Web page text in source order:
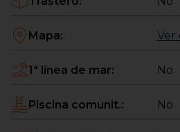
Mapa: Ver
1ª línea de mar: No
Piscina comunit.: No